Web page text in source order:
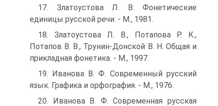
17. Златоустова Л. В. Фонетические
единицы русской речи. - М., 1981.
18. Златоустова Л. В., Потапова Р. К.,
Потапов В. В., Трунин-Донской В. Н. Общая и
прикладная фонетика. - М., 1997.
19. Иванова В. Ф. Современный русский
язык. Графика и орфография. - М., 1976.
20. Иванова В. Ф. Современная русская